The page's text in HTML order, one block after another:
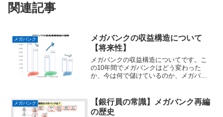
関連記事
メガバンク
メガバンクの収益構造について
【将来性】
メガバンクの収益構造についてです。こ
の10年間でメガバンクはどう変わった
か、今は何で儲けているのか、メガバン
のメガバンクの将来性についても現役メ
ガバンク行員が解説します。
メガバンク
【銀行員の常識】メガバンク再編
の歴史